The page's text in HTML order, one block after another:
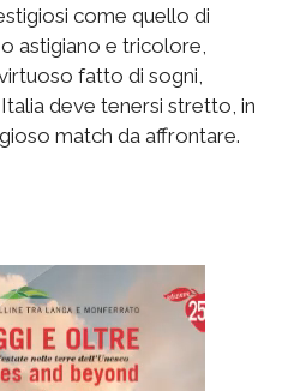
come quello di
astigiano e tricolore,
fatto di sogni,
deve tenersi stretto, in
match da affrontare.